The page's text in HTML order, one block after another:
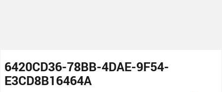
6420CD36-78BB-4DAE-9F54-
E3CD8B16464A